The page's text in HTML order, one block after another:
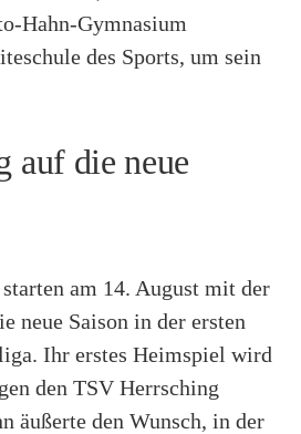
Hahn-Gymnasium
des Sports, um sein
auf die neue
am 14. August mit der
neue Saison in der ersten
Ihr erstes Heimspiel wird
den TSV Herrsching
äußerte den Wunsch, in der